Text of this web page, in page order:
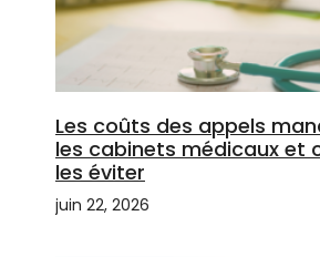
Les coûts des appels
les cabinets médicaux et
les éviter
juin 22, 2026